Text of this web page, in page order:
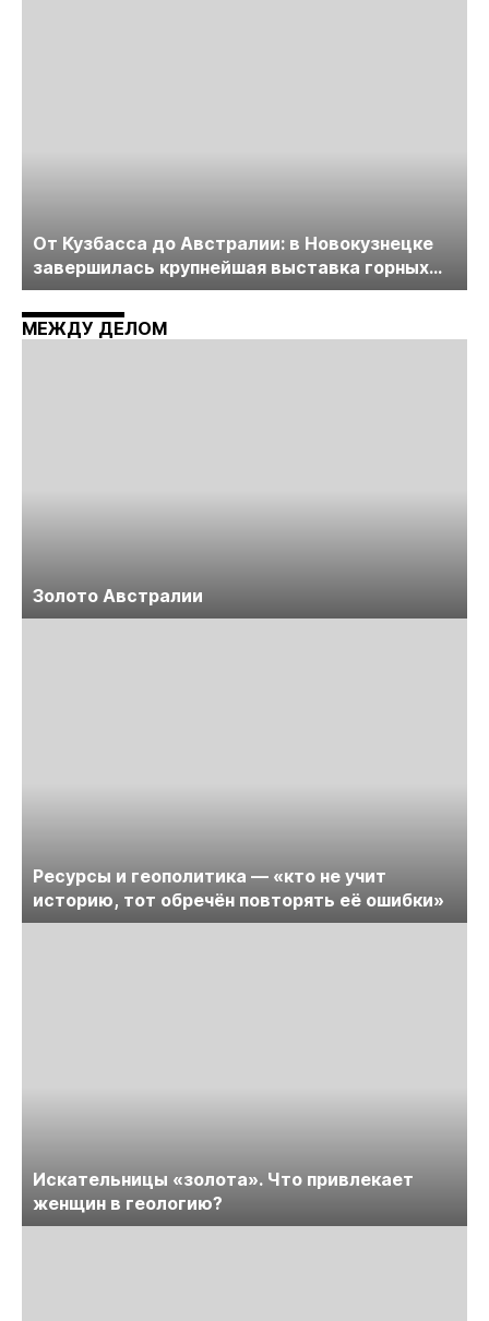
От Кузбасса до Австралии: в Новокузнецке
завершилась крупнейшая выставка горных
технологий «Недра России. Уголь России и
Майнинг»
МЕЖДУ ДЕЛОМ
Золото Австралии
Ресурсы и геополитика — «кто не учит
историю, тот обречён повторять её ошибки»
Искательницы «золота». Что привлекает
женщин в геологию?